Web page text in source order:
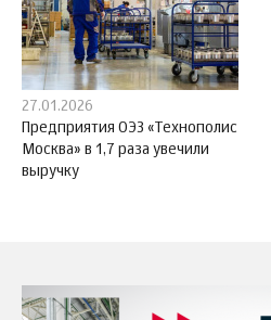
27.01.2026
Предприятия ОЭЗ «Технополис
Москва» в 1,7 раза увечили
выручку